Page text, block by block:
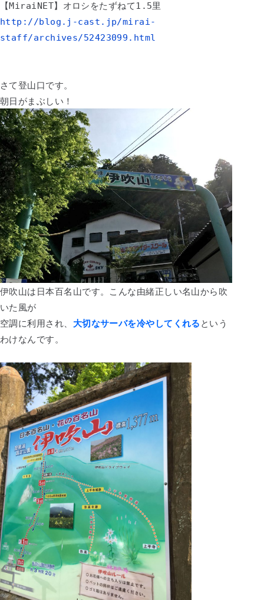
【MiraiNET】オロシをたずねて1.5里
http://blog.j-cast.jp/mirai-
staff/archives/52423099.html
さて登山口です。
朝日がまぶしい！
伊吹山は日本百名山です。こんな由緒正しい名山から吹
いた風が
空調に利用され、 大切なサーバを冷やしてくれる という
わけなんです。